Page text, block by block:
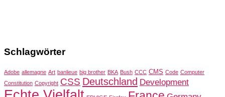
Schlagwörter
Adobe allemagne Art banlieue big brother BKA Bush CCC CMS Code Computer
Constitution Copyright CSS Deutschland Development